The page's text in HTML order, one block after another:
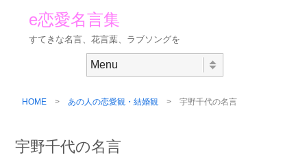
e恋愛名言集
すてきな名言、花言葉、ラブソングを
HOME > あの人の恋愛観・結婚観 > 宇野千代の名言
宇野千代の名言